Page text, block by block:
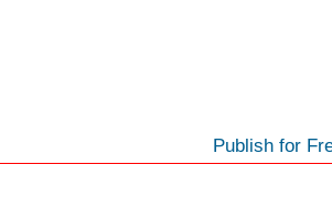
Publish for